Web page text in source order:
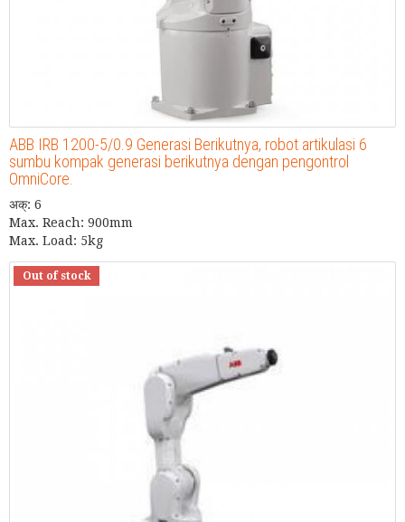
ABB IRB 1200-5/0.9 Generasi Berikutnya, robot artikulasi 6
sumbu kompak generasi berikutnya dengan pengontrol
OmniCore.
अक्: 6
Max. Reach: 900mm
Max. Load: 5kg
Out of stock